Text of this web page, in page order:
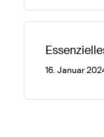
16. Januar